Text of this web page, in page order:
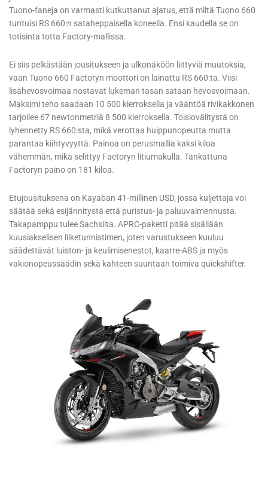
Tuono-faneja on varmasti kutkuttanut ajatus, että miltä Tuono 660
tuntuisi RS 660:n sataheppaisella koneella. Ensi kaudella se on
totisinta totta Factory-mallissa.
Ei siis pelkästään jousitukseen ja ulkonäköön liittyviä muutoksia,
vaan Tuono 660 Factoryn moottori on lainattu RS 660:ta. Viisi
lisähevosvoimaa nostavat lukeman tasan sataan hevosvoimaan.
Maksimi teho saadaan 10 500 kierroksella ja vääntöä rivikakkonen
tarjoilee 67 newtonmetriä 8 500 kierroksella. Toisiovälitystä on
lyhennetty RS 660:sta, mikä verottaa huippunopeutta mutta
parantaa kiihtyvyyttä. Painoa on perusmallia kaksi kiloa
vähemmän, mikä selittyy Factoryn litiumakulla. Tankattuna
Factoryn paino on 181 kiloa.
Etujousituksena on Kayaban 41-millinen USD, jossa kuljettaja voi
säätää sekä esijännitystä että puristus- ja paluuvaimennusta.
Takapamppu tulee Sachsilta. APRC-paketti pitää sisällään
kuusiakselisen liiketunnistimen, joten varustukseen kuuluu
säädettävät luiston- ja keulimisenestot, kaarre-ABS ja myös
vakionopeussäädin sekä kahteen suuntaan toimiva quickshifter.